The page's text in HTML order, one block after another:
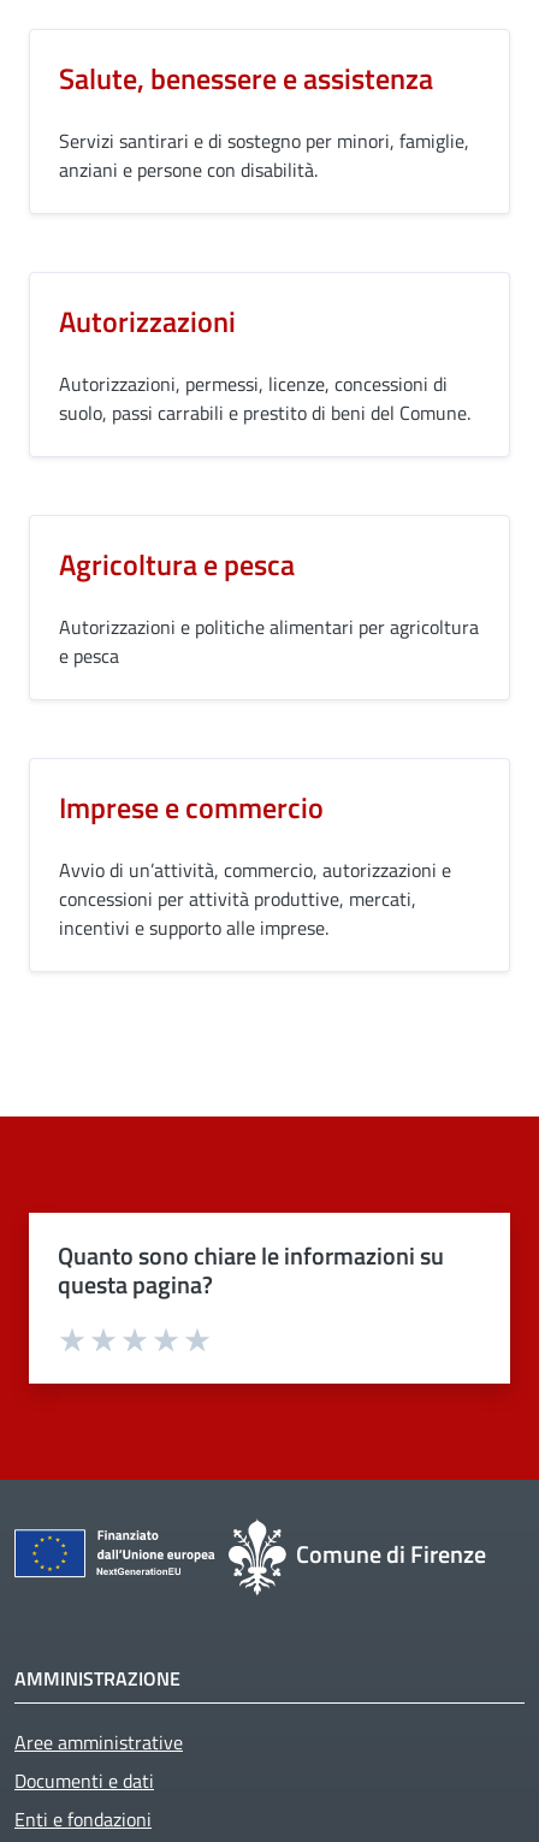
Salute, benessere e assistenza
Servizi santirari e di sostegno per minori, famiglie,
anziani e persone con disabilità.
Autorizzazioni
Autorizzazioni, permessi, licenze, concessioni di
suolo, passi carrabili e prestito di beni del Comune.
Agricoltura e pesca
Autorizzazioni e politiche alimentari per agricoltura
e pesca
Imprese e commercio
Avvio di un’attività, commercio, autorizzazioni e
concessioni per attività produttive, mercati,
incentivi e supporto alle imprese.
Quanto sono chiare le informazioni su
questa pagina?
Valuta 4 stelle su 5
Valuta 3 stelle su 5
Valuta 2 stelle su 5
Valuta 1 stelle su 5
Comune di Firenze
AMMINISTRAZIONE
Aree amministrative
Documenti e dati
Enti e fondazioni